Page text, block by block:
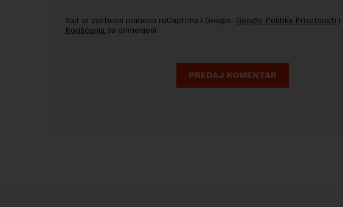
Sajt je zaštićen pomocu reCaptcha i Google. Google Politika Privatnosti i
Korišćenja su primenjeni.